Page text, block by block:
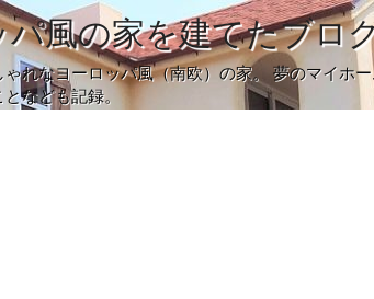
風の家を建てたブロ
れなヨーロッパ風（南欧）の家。 夢のマイホ
なども記録。